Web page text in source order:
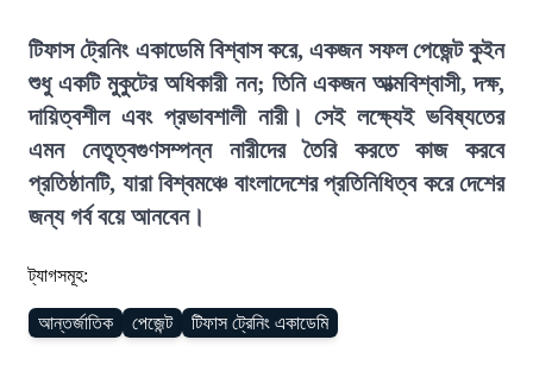
টিফাস ট্রেনিং একাডেমি বিশ্বাস করে, একজন সফল পেজেন্ট কুইন
শুধু একটি মুকুটের অধিকারী নন; তিনি একজন আত্মবিশ্বাসী, দক্ষ,
দায়িত্বশীল এবং প্রভাবশালী নারী। সেই লক্ষ্যেই ভবিষ্যতের
এমন নেতৃত্বগুণসম্পন্ন নারীদের তৈরি করতে কাজ করবে
প্রতিষ্ঠানটি, যারা বিশ্বমঞ্চে বাংলাদেশের প্রতিনিধিত্ব করে দেশের
জন্য গর্ব বয়ে আনবেন।
ট্যাগসমূহ:
আন্তর্জাতিক পেজেন্ট টিফাস ট্রেনিং একাডেমি